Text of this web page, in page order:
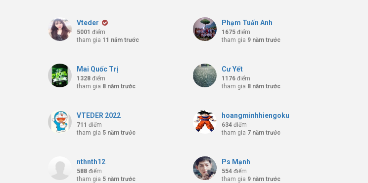
Vteder
5001 điểm
tham gia 11 năm trước
Phạm Tuấn Anh
1675điểm
tham gia 9 năm trước
Mai Quốc Trị
1328 điểm
tham gia 8 năm trước
Cư Yết
1176điểm
tham gia 8 năm trước
VTEDER 2022
711 điểm
tham gia 5 năm trước
hoangminhhiengoku
634điểm
tham gia 7 năm trước
nthnth12
588 điểm
tham gia 5 năm trước
Ps Mạnh
554điểm
tham gia 9 năm trước